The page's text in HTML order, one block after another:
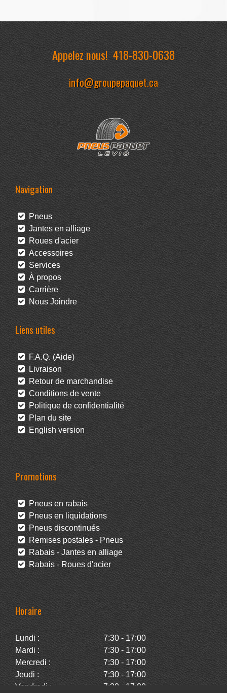
Appelez nous!418-830-0638
info@groupepaquet.ca
Navigation
Pneus
Jantes en alliage
Roues d'acier
Accessoires
Services
À propos
Carrière
Nous Joindre
Liens utiles
F.A.Q. (Aide)
Livraison
Retour de marchandise
Conditions de vente
Politique de confidentialité
Plan du site
English version
Promotions
Pneus en rabais
Pneus en liquidations
Pneus discontinués
Remises postales - Pneus
Rabais - Jantes en alliage
Rabais - Roues d'acier
Horaire
Lundi :
7:30 - 17:00
Mardi :
7:30 - 17:00
Mercredi :
7:30 - 17:00
Jeudi :
7:30 - 17:00
Vendredi :
7:30 - 17:00